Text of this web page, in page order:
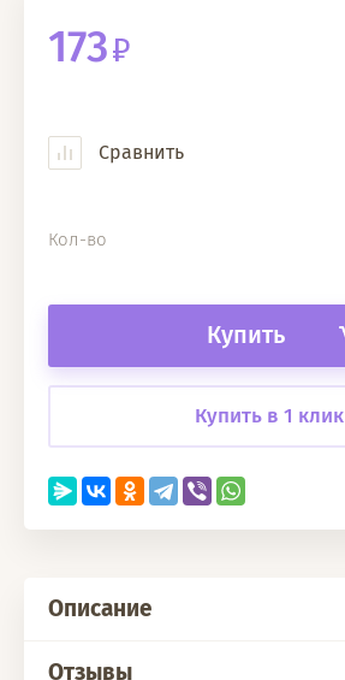
173
Сравнить
Кол-во
Купить
Купить в 1 клик
Описание
Отзывы